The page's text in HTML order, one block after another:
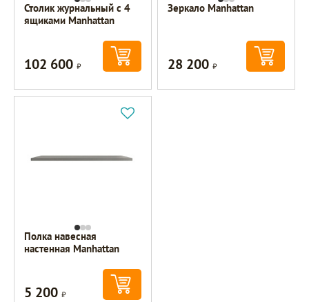
Столик журнальный с 4
ящиками Manhattan
102 600Р
Зеркало Manhattan
28 200Р
Полка навесная
настенная Manhattan
5 200Р